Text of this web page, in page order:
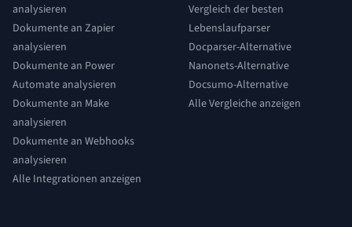
analysieren
Dokumente an Zapier
analysieren
Dokumente an Power
Automate analysieren
Dokumente an Make
analysieren
Dokumente an Webhooks
analysieren
Alle Integrationen anzeigen
Vergleich der besten
Lebenslaufparser
Docparser-Alternative
Nanonets-Alternative
Docsumo-Alternative
Alle Vergleiche anzeigen